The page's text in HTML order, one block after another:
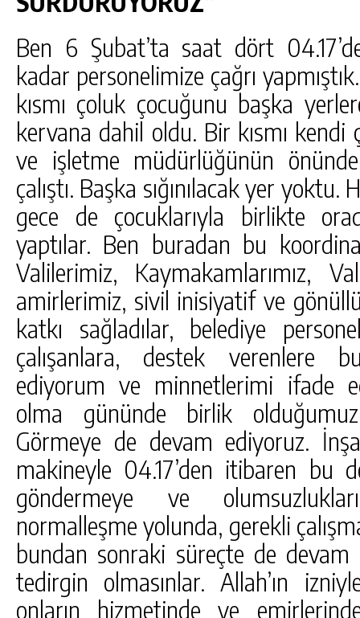
Ben 6 Şubat’ta saat dört
kadar personelimize çağrı
kısmı çoluk çocuğunu başka
kervana dahil oldu. Bir kısmı kendi
ve işletme müdürlüğünün
çalıştı. Başka sığınılacak yer
gece de çocuklarıyla birlikte
yaptılar. Ben buradan bu
Valilerimiz, Kaymakamlarımız,
amirlerimiz, sivil inisiyatif ve
katkı sağladılar, belediye
çalışanlara, destek verenlere
ediyorum ve minnetlerimi ifade
olma gününde birlik
Görmeye de devam ediyoruz.
makineyle 04.17’den itibaren bu
göndermeye ve
normalleşme yolunda, gerekli
bundan sonraki süreçte de devam
tedirgin olmasınlar. Allah’ın
onların hizmetinde ve